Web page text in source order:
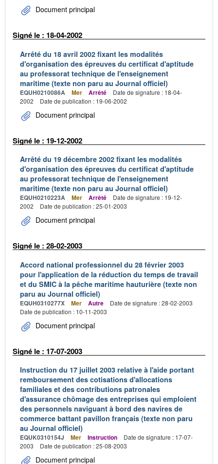
Document principal
Signé le : 18-04-2002
Arrêté du 18 avril 2002 fixant les modalités
d'organisation des épreuves du certificat d'aptitude
au professorat technique de l'enseignement
maritime (texte non paru au Journal officiel)
EQUH0210086A Mer Arrêté
Date de signature : 18-04-
2002
Date de publication : 19-06-2002
Document principal
Signé le : 19-12-2002
Arrêté du 19 décembre 2002 fixant les modalités
d'organisation des épreuves du certificat d'aptitude
au professorat technique de l'enseignement
maritime (texte non paru au Journal officiel)
EQUH0210223A Mer Arrêté
Date de signature : 19-12-
2002
Date de publication : 25-01-2003
Document principal
Signé le : 28-02-2003
Accord national professionnel du 28 février 2003
pour l'application de la réduction du temps de travail
et du SMIC à la pêche maritime hauturière (texte non
paru au Journal officiel)
EQUH0310277X Mer Autre
Date de signature : 28-02-2003
Date de publication : 10-11-2003
Document principal
Signé le : 17-07-2003
Instruction du 17 juillet 2003 relative à l'aide portant
remboursement des cotisations d'allocations
familiales et des contributions patronales
d'assurance chômage des entreprises qui emploient
des personnels naviguant à bord des navires de
commerce battant pavillon français (texte non paru
au Journal officiel)
EQUK0310154J Mer Instruction
Date de signature : 17-07-
2003
Date de publication : 25-08-2003
Document principal